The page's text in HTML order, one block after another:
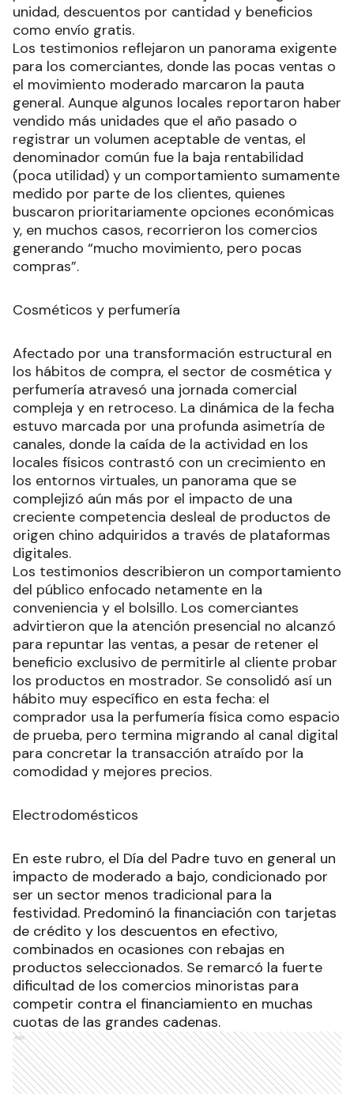
unidad, descuentos por cantidad y beneficios
como envío gratis.
Los testimonios reflejaron un panorama exigente
para los comerciantes, donde las pocas ventas o
el movimiento moderado marcaron la pauta
general. Aunque algunos locales reportaron haber
vendido más unidades que el año pasado o
registrar un volumen aceptable de ventas, el
denominador común fue la baja rentabilidad
(poca utilidad) y un comportamiento sumamente
medido por parte de los clientes, quienes
buscaron prioritariamente opciones económicas
y, en muchos casos, recorrieron los comercios
generando “mucho movimiento, pero pocas
compras”.
Cosméticos y perfumería
Afectado por una transformación estructural en
los hábitos de compra, el sector de cosmética y
perfumería atravesó una jornada comercial
compleja y en retroceso. La dinámica de la fecha
estuvo marcada por una profunda asimetría de
canales, donde la caída de la actividad en los
locales físicos contrastó con un crecimiento en
los entornos virtuales, un panorama que se
complejizó aún más por el impacto de una
creciente competencia desleal de productos de
origen chino adquiridos a través de plataformas
digitales.
Los testimonios describieron un comportamiento
del público enfocado netamente en la
conveniencia y el bolsillo. Los comerciantes
advirtieron que la atención presencial no alcanzó
para repuntar las ventas, a pesar de retener el
beneficio exclusivo de permitirle al cliente probar
los productos en mostrador. Se consolidó así un
hábito muy específico en esta fecha: el
comprador usa la perfumería física como espacio
de prueba, pero termina migrando al canal digital
para concretar la transacción atraído por la
comodidad y mejores precios.
Electrodomésticos
En este rubro, el Día del Padre tuvo en general un
impacto de moderado a bajo, condicionado por
ser un sector menos tradicional para la
festividad. Predominó la financiación con tarjetas
de crédito y los descuentos en efectivo,
combinados en ocasiones con rebajas en
productos seleccionados. Se remarcó la fuerte
dificultad de los comercios minoristas para
competir contra el financiamiento en muchas
cuotas de las grandes cadenas.
Ads